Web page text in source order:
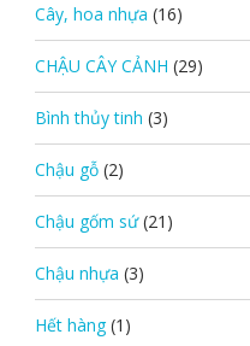
Cây, hoa nhựa (16)
CHẬU CÂY CẢNH (29)
Bình thủy tinh (3)
Chậu gỗ (2)
Chậu gốm sứ (21)
Chậu nhựa (3)
Hết hàng (1)